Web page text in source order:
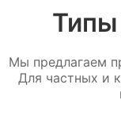
Типы
Мы предлагаем
Для частных и